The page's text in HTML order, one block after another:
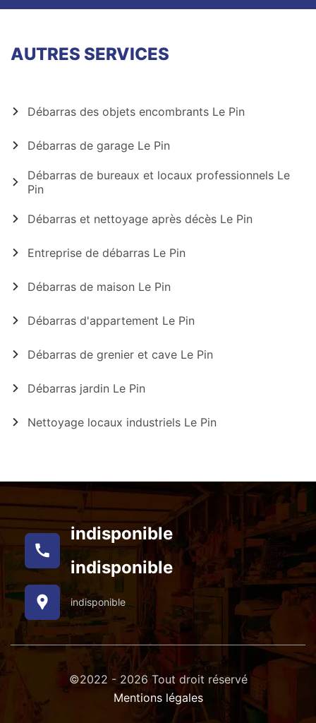
AUTRES SERVICES
Débarras des objets encombrants Le Pin
Débarras de garage Le Pin
Débarras de bureaux et locaux professionnels Le
Pin
Débarras et nettoyage après décès Le Pin
Entreprise de débarras Le Pin
Débarras de maison Le Pin
Débarras d'appartement Le Pin
Débarras de grenier et cave Le Pin
Débarras jardin Le Pin
Nettoyage locaux industriels Le Pin
indisponible
indisponible
indisponible
©2022 - 2026 Tout droit réservé
Mentions légales